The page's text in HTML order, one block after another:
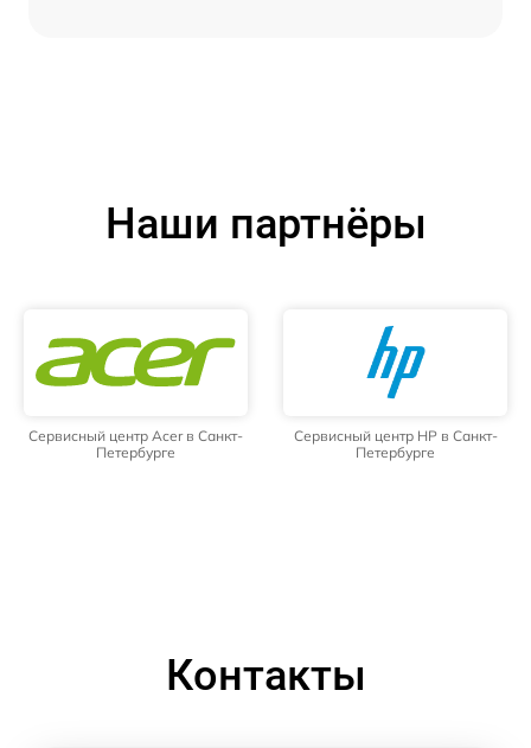
Наши партнёры
Сервисный центр Acer в Санкт-
Петербурге
Сервисный центр HP в Санкт-
Петербурге
Контакты